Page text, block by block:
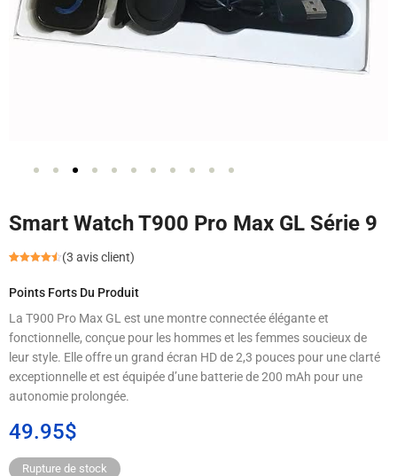
Smart Watch T900 Pro Max GL Série 9
basé
sur
client
(3 avis client)
Points Forts Du Produit
La T900 Pro Max GL est une montre connectée élégante et
fonctionnelle, conçue pour les hommes et les femmes soucieux de
leur style. Elle offre un grand écran HD de2,3 pouces pour une clarté
exceptionnelle et est équipée d’une batterie de200 mAh pour une
autonomie prolongée.
49.95$
Rupture de stock